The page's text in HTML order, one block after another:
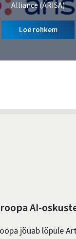
Alliance (ARISA)
Loe rohkem
AI-
jõuab lõpule